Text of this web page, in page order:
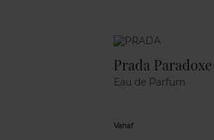
Marque
Prada
Eau de Parfum
Vanaf